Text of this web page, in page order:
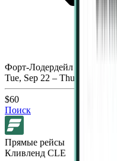
Форт-Лодердейл FLL
Tue, Sep 22 – Thu, Sep 24
$60
Поиск
Прямые рейсы
Кливленд CLE